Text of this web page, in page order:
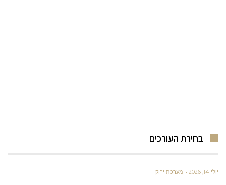
בחירת העורכים
יולי 14, 2026 מערכת ירוק